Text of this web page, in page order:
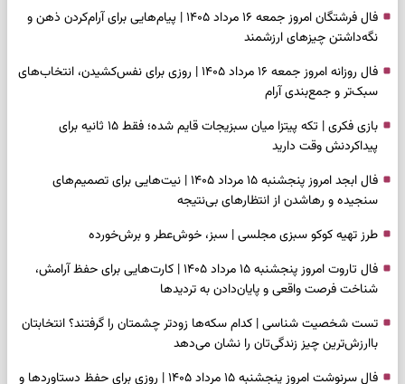
فال فرشتگان امروز جمعه ۱۶ مرداد ۱۴۰۵ | پیام‌هایی برای آرام‌کردن ذهن و
نگه‌داشتن چیزهای ارزشمند
فال روزانه امروز جمعه ۱۶ مرداد ۱۴۰۵ | روزی برای نفس‌کشیدن، انتخاب‌های
سبک‌تر و جمع‌بندی آرام
بازی فکری | تکه پیتزا میان سبزیجات قایم شده؛ فقط ۱۵ ثانیه برای
پیداکردنش وقت دارید
فال ابجد امروز پنجشنبه ۱۵ مرداد ۱۴۰۵ | نیت‌هایی برای تصمیم‌های
سنجیده و رهاشدن از انتظارهای بی‌نتیجه
طرز تهیه کوکو سبزی مجلسی | سبز، خوش‌عطر و برش‌خورده
فال تاروت امروز پنجشنبه ۱۵ مرداد ۱۴۰۵ | کارت‌هایی برای حفظ آرامش،
شناخت فرصت واقعی و پایان‌دادن به تردیدها
تست شخصیت شناسی | کدام سکه‌ها زودتر چشمتان را گرفتند؟ انتخابتان
باارزش‌ترین چیز زندگی‌تان را نشان می‌دهد
فال سرنوشت امروز پنجشنبه ۱۵ مرداد ۱۴۰۵ | روزی برای حفظ دستاوردها و